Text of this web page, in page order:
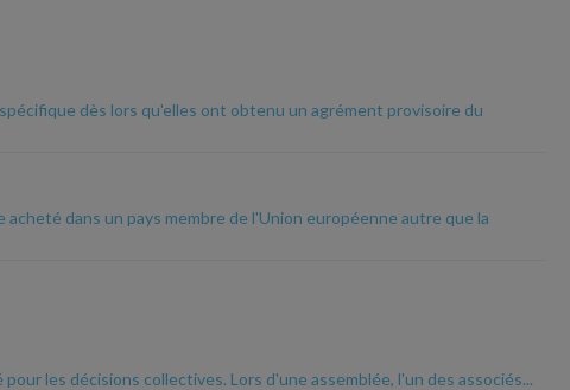
dès lors qu'elles ont obtenu un agrément provisoire du
dans un pays membre de l'Union européenne autre que la
les décisions collectives. Lors d'une assemblée, l'un des associés...